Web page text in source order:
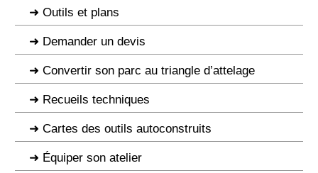
Outils et plans
Demander un devis
Convertir son parc au triangle d’attelage
Recueils techniques
Cartes des outils autoconstruits
Équiper son atelier